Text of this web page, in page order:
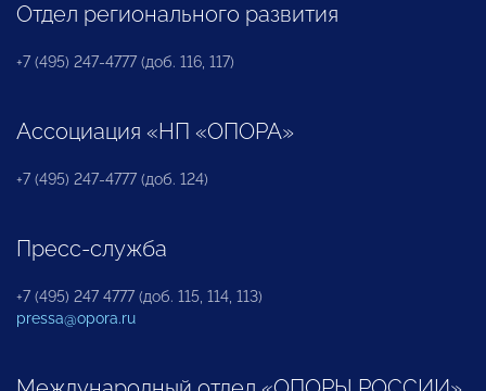
Отдел регионального развития
+7 (495) 247-4777 (доб. 116, 117)
Ассоциация «НП «ОПОРА»
+7 (495) 247-4777 (доб. 124)
Пресс-служба
+7 (495) 247 4777 (доб. 115, 114, 113)
pressa@opora.ru